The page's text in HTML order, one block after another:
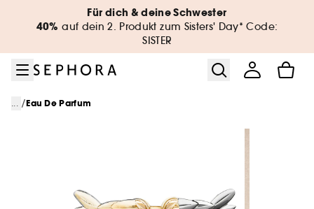
Zum HauptinhaltFür dich & deine Schwester
40% auf dein 2. Produkt zum Sisters' Day* Code:
SISTER
... /Eau De Parfum